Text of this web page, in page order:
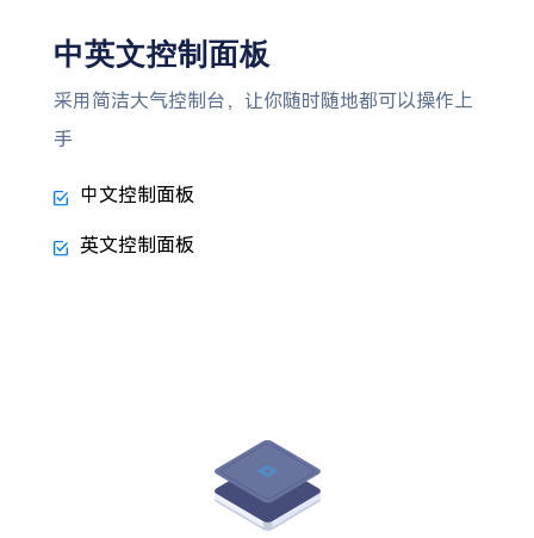
中英文控制面板
采用简洁大气控制台，让你随时随地都可以操作上
手
中文控制面板
英文控制面板